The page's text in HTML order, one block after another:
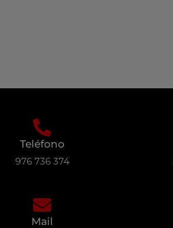
Teléfono
976 736 374
Mail